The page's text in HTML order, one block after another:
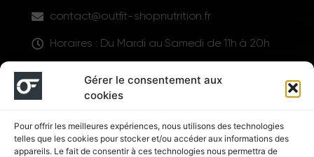
Gérer le consentement aux
cookies
Pour offrir les meilleures expériences, nous utilisons des technologies
telles que les cookies pour stocker et/ou accéder aux informations des
appareils. Le fait de consentir à ces technologies nous permettra de
contact@outfit-shopnutrition.fr
Horaires : Du Mardi au Samedi de 11h à 20h
LIENS UTILES